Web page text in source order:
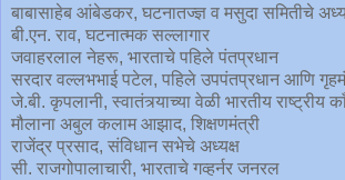
बाबासाहेब आंबेडकर, घटनातज्ज्ञ व मसुदा समितीचे
बी.एन. राव, घटनात्मक सल्लागार
जवाहरलाल नेहरू, भारताचे पहिले पंतप्रधान
सरदार वल्लभभाई पटेल, पहिले उपपंतप्रधान आणि
जे.बी. कृपलानी, स्वातंत्र्याच्या वेळी भारतीय राष्ट्रीय
मौलाना अबुल कलाम आझाद, शिक्षणमंत्री
राजेंद्र प्रसाद, संविधान सभेचे अध्यक्ष
सी. राजगोपालाचारी, भारताचे गव्हर्नर जनरल